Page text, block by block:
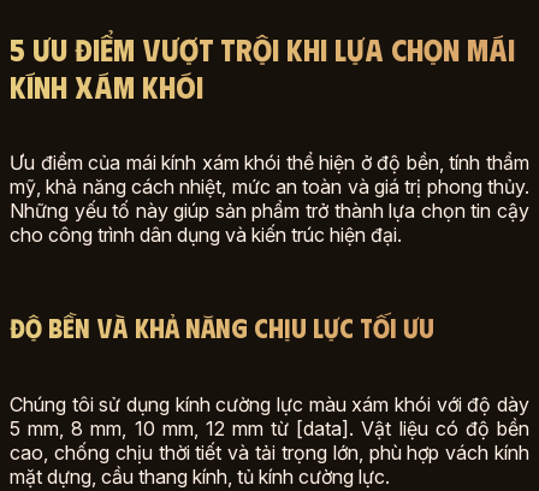
5 Ưu điểm vượt trội khi lựa chọn mái
kính xám khói
Ưu điểm của mái kính xám khói thể hiện ở độ bền, tính thẩm
mỹ, khả năng cách nhiệt, mức an toàn và giá trị phong thủy.
Những yếu tố này giúp sản phẩm trở thành lựa chọn tin cậy
cho công trình dân dụng và kiến trúc hiện đại.
Độ bền và khả năng chịu lực tối ưu
Chúng tôi sử dụng kính cường lực màu xám khói với độ dày
5 mm, 8 mm, 10 mm, 12 mm từ [data]. Vật liệu có độ bền
cao, chống chịu thời tiết và tải trọng lớn, phù hợp vách kính
mặt dựng, cầu thang kính, tủ kính cường lực.